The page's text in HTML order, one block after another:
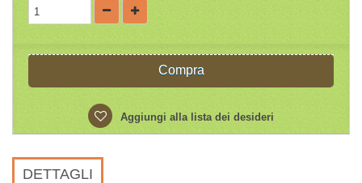
Compra
Aggiungi alla lista dei desideri
DETTAGLI